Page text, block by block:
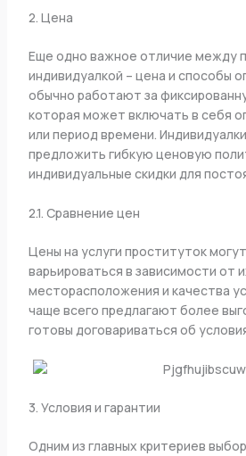
2. Цена
Еще одно важное отличие между
индивидуалкой – цена и способы
обычно работают за
которая может включать в себя
или период времени.
предложить гибкую ценовую
индивидуальные скидки для
2.1. Сравнение цен
Цены на услуги проституток
варьироваться в зависимости от
месторасположения и качества
чаще всего предлагают более
готовы договариваться об
3. Условия и гарантии
Одним из главных критериев